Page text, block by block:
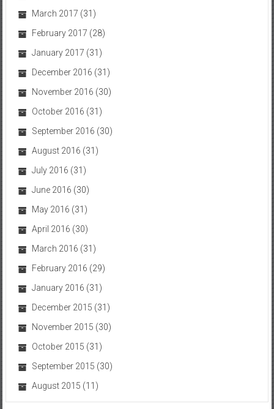
March 2017 (31)
February 2017 (28)
January 2017 (31)
December 2016 (31)
November 2016 (30)
October 2016 (31)
September 2016 (30)
August 2016 (31)
July 2016 (31)
June 2016 (30)
May 2016 (31)
April 2016 (30)
March 2016 (31)
February 2016 (29)
January 2016 (31)
December 2015 (31)
November 2015 (30)
October 2015 (31)
September 2015 (30)
August 2015 (11)